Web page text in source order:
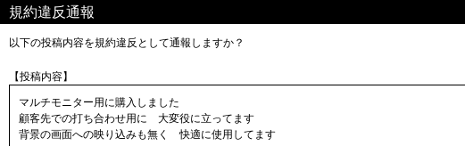
規約違反通報
以下の投稿内容を規約違反として通報しますか？
【投稿内容】
マルチモニター用に購入しました
顧客先での打ち合わせ用に 大変役に立ってます
背景の画面への映り込みも無く 快適に使用してます